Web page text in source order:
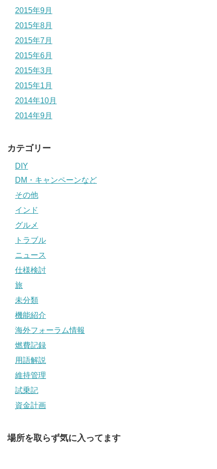
2015年9月
2015年8月
2015年7月
2015年6月
2015年3月
2015年1月
2014年10月
2014年9月
カテゴリー
DIY
DM・キャンペーンなど
その他
インド
グルメ
トラブル
ニュース
仕様検討
旅
未分類
機能紹介
海外フォーラム情報
燃費記録
用語解説
維持管理
試乗記
資金計画
場所を取らず気に入ってます